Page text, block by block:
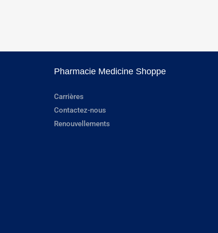
Pharmacie Medicine Shoppe
Carrières
Contactez-nous
Renouvellements